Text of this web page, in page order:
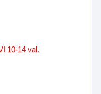
10-14 val.